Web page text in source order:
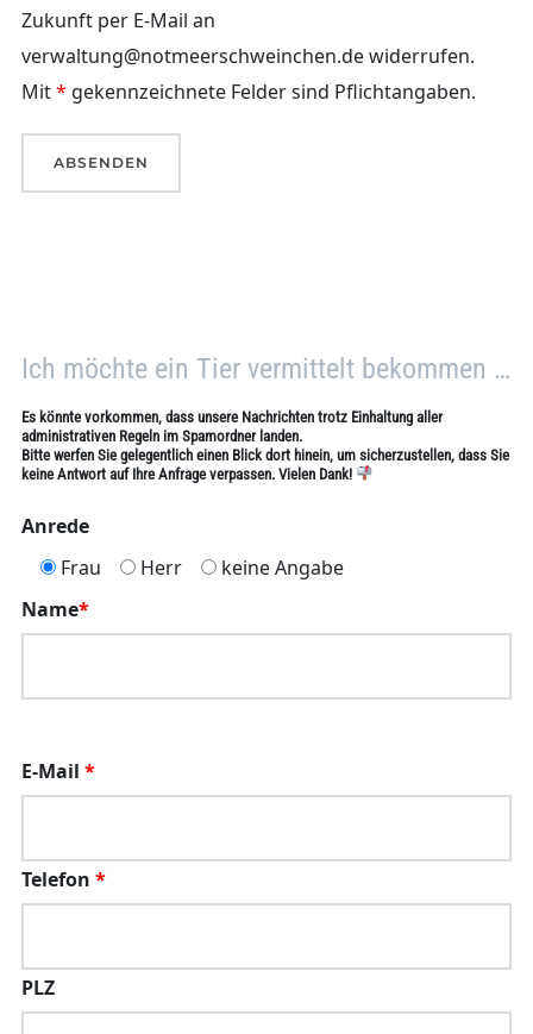
Zukunft per E-Mail an
verwaltung@notmeerschweinchen.de widerrufen.
Mit* gekennzeichnete Felder sind Pflichtangaben.
Ich möchte ein Tier vermittelt bekommen …
Es könnte vorkommen, dass unsere Nachrichten trotz Einhaltung aller
administrativen Regeln im Spamordner landen.
Bitte werfen Sie gelegentlich einen Blick dort hinein, um sicherzustellen, dass Sie
keine Antwort auf Ihre Anfrage verpassen. Vielen Dank!
Anrede
Frau
Herr
keine Angabe
Name*
E-Mail *
Telefon *
PLZ